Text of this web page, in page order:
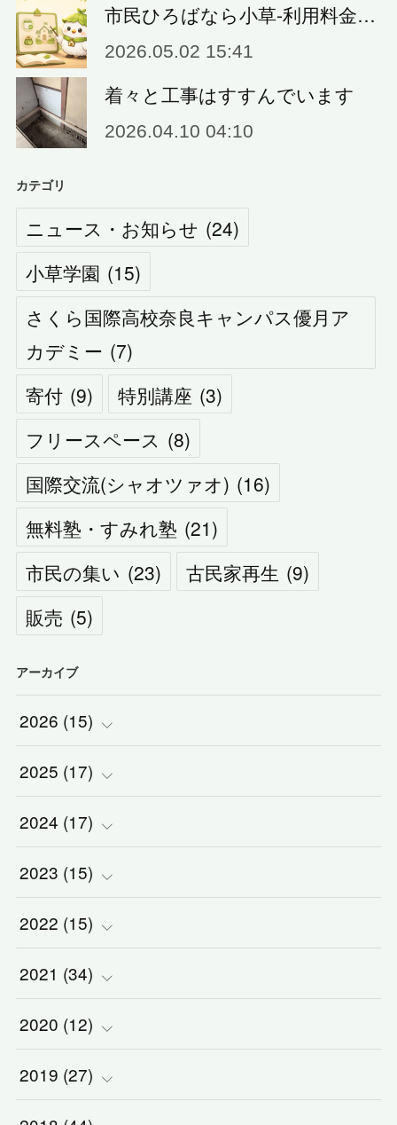
市民ひろばなら小草‐利用料金…
2026.05.02 15:41
着々と工事はすすんでいます
2026.04.10 04:10
カテゴリ
ニュース・お知らせ (24)
小草学園 (15)
さくら国際高校奈良キャンパス優月ア
カデミー (7)
寄付 (9) 特別講座 (3)
フリースペース (8)
国際交流(シャオツァオ) (16)
無料塾・すみれ塾 (21)
市民の集い (23) 古民家再生 (9)
販売 (5)
アーカイブ
2026 (15)
(1)
(1)
(3)
(3)
(5)
(2)
2025 (17)
(2)
(1)
(1)
(2)
(3)
(5)
2024 (17)
(2)
(5)
(1)
(5)
(2)
2023 (15)
(3)
(1)
(1)
(2)
2022 (15)
(2)
(2)
(1)
2021 (34)
(2)
(1)
2020 (12)
(1)
2019 (27)